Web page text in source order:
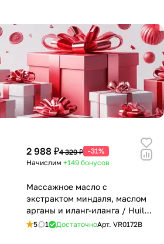
2 988 ₽4 329 ₽ -31%
Начислим +149 бонусов
Массажное масло с
экстрактом миндаля, маслом
арганы и иланг-иланга / Huile
de massage, Florylis
5 1 ДостаточноАрт. VR0172B